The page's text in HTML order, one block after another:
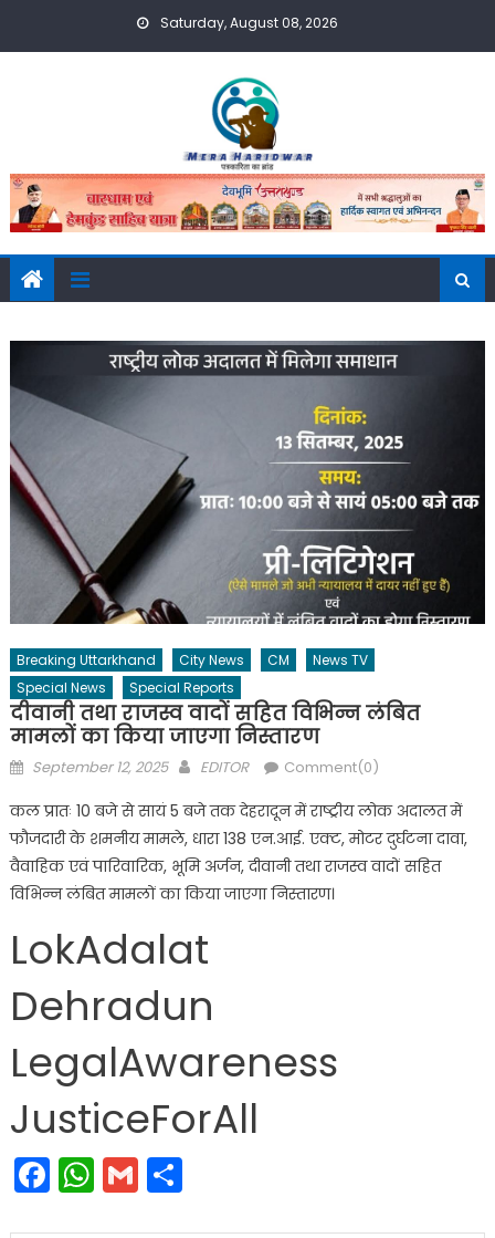
Saturday, August 08, 2026
Breaking Uttarkhand City News CM
News TV
Special News
Special Reports
दीवानी तथा राजस्व वादों सहित विभिन्न लंबित
मामलों का किया जाएगा निस्तारण
Posted
September 12, 2025 Author
EDITOR Comment(0)
कल प्रातः 10 बजे से सायं 5 बजे तक देहरादून में राष्ट्रीय लोक अदालत में
फौजदारी के शमनीय मामले, धारा 138 एन.आई. एक्ट, मोटर दुर्घटना दावा,
वैवाहिक एवं पारिवारिक, भूमि अर्जन, दीवानी तथा राजस्व वादों सहित
विभिन्न लंबित मामलों का किया जाएगा निस्तारण।
LokAdalat
Dehradun
LegalAwareness
JusticeForAll
Facebook
WhatsApp
GmailShare